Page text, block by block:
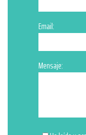
Email:
Mensaje: